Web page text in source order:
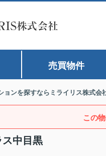
売買物件
ョンを探すならミライリス株式会
この
中目黒